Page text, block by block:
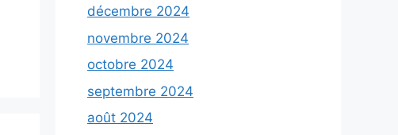
décembre 2024
novembre 2024
octobre 2024
septembre 2024
août 2024